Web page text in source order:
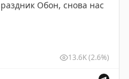
момент (ну,
Поэтому лучше так
карты).
Обон, снова нас
излюбленных мест–
хорошо видно самый
13.6K(2.6%)